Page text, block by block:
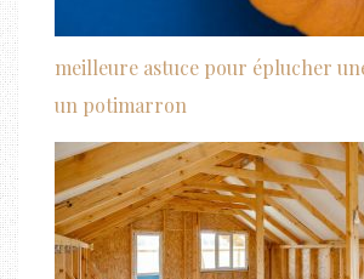
meilleure astuce pour éplucher
un potimarron